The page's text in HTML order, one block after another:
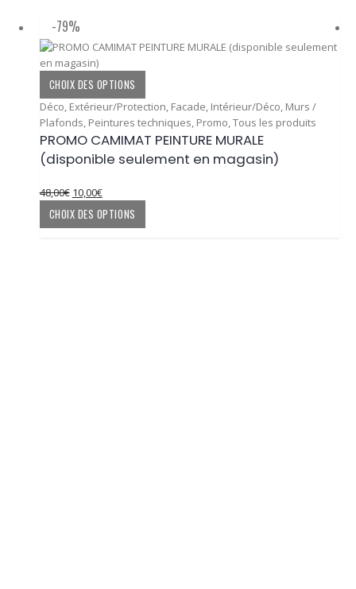
-79%
CHOIX DES OPTIONS
a
plusieurs
variations.
Les
être
Déco, Extérieur/Protection, Facade, Intérieur/Déco, Murs /
Plafonds, Peintures techniques, Promo,Tous les produits
PROMO CAMIMAT PEINTURE MURALE
(disponible seulement en magasin)
48,00€ Le
prix
initial
10,00€Le
prix
actuel
CHOIX DES OPTIONS